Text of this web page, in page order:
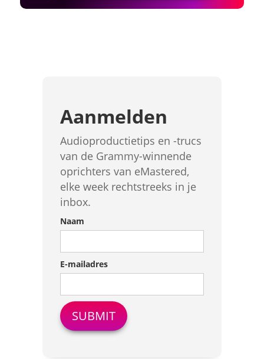
Aanmelden
Audioproductietips en -trucs
van de Grammy-winnende
oprichters van eMastered,
elke week rechtstreeks in je
inbox.
Naam
E-mailadres